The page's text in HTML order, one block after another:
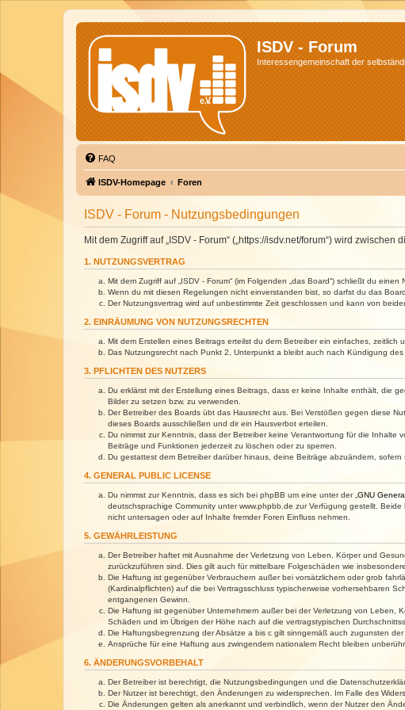
ISDV - Forum
Interessengemeinschaft der
FAQ
ISDV-Homepage Foren
ISDV - Forum - Nutzungsbedingungen
Mit dem Zugriff auf „ISDV - Forum“ („https://isdv.net/forum“) wird
1. NUTZUNGSVERTRAG
Mit dem Zugriff auf „ISDV - Forum“ (im Folgenden „das Board“) schließt du
Wenn du mit diesen Regelungen nicht einverstanden bist, so darfst du das
Der Nutzungsvertrag wird auf unbestimmte Zeit geschlossen und kann von
2. EINRÄUMUNG VON NUTZUNGSRECHTEN
Mit dem Erstellen eines Beitrags erteilst du dem Betreiber ein einfaches,
Das Nutzungsrecht nach Punkt 2, Unterpunkt a bleibt auch nach Kündigung des
3. PFLICHTEN DES NUTZERS
Du erklärst mit der Erstellung eines Beitrags, dass er keine Inhalte enthält, die
Bilder zu setzen bzw. zu verwenden.
Der Betreiber des Boards übt das Hausrecht aus. Bei Verstößen gegen diese
dieses Boards ausschließen und dir ein Hausverbot erteilen.
Du nimmst zur Kenntnis, dass der Betreiber keine Verantwortung für die
Beiträge und Funktionen jederzeit zu löschen oder zu sperren.
Du gestattest dem Betreiber darüber hinaus, deine Beiträge abzuändern,
4. GENERAL PUBLIC LICENSE
Du nimmst zur Kenntnis, dass es sich bei phpBB um eine unter der „ GNU
deutschsprachige Community unter www.phpbb.de zur Verfügung gestellt.
nicht untersagen oder auf Inhalte fremder Foren Einfluss nehmen.
5. GEWÄHRLEISTUNG
Der Betreiber haftet mit Ausnahme der Verletzung von Leben, Körper und
zurückzuführen sind. Dies gilt auch für mittelbare Folgeschäden wie
Die Haftung ist gegenüber Verbrauchern außer bei vorsätzlichem oder grob
(Kardinalpflichten) auf die bei Vertragsschluss typischerweise vorhersehbaren
entgangenen Gewinn.
Die Haftung ist gegenüber Unternehmern außer bei der Verletzung von Leben,
Schäden und im Übrigen der Höhe nach auf die vertragstypischen
Die Haftungsbegrenzung der Absätze a bis c gilt sinngemäß auch zugunsten
Ansprüche für eine Haftung aus zwingendem nationalem Recht bleiben
6. ÄNDERUNGSVORBEHALT
Der Betreiber ist berechtigt, die Nutzungsbedingungen und die
Der Nutzer ist berechtigt, den Änderungen zu widersprechen. Im Falle des
Die Änderungen gelten als anerkannt und verbindlich, wenn der Nutzer den